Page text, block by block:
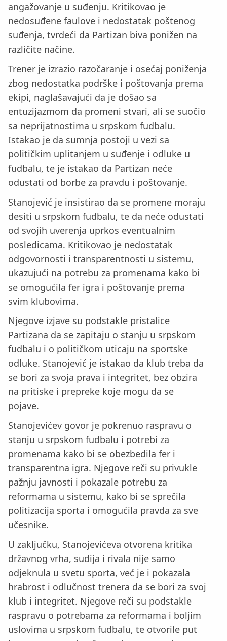
angažovanje u suđenju. Kritikovao je
nedosuđene faulove i nedostatak poštenog
suđenja, tvrdeći da Partizan biva ponižen na
različite načine.
Trener je izrazio razočaranje i osećaj poniženja
zbog nedostatka podrške i poštovanja prema
ekipi, naglašavajući da je došao sa
entuzijazmom da promeni stvari, ali se suočio
sa neprijatnostima u srpskom fudbalu.
Istakao je da sumnja postoji u vezi sa
političkim uplitanjem u suđenje i odluke u
fudbalu, te je istakao da Partizan neće
odustati od borbe za pravdu i poštovanje.
Stanojević je insistirao da se promene moraju
desiti u srpskom fudbalu, te da neće odustati
od svojih uverenja uprkos eventualnim
posledicama. Kritikovao je nedostatak
odgovornosti i transparentnosti u sistemu,
ukazujući na potrebu za promenama kako bi
se omogućila fer igra i poštovanje prema
svim klubovima.
Njegove izjave su podstakle pristalice
Partizana da se zapitaju o stanju u srpskom
fudbalu i o političkom uticaju na sportske
odluke. Stanojević je istakao da klub treba da
se bori za svoja prava i integritet, bez obzira
na pritiske i prepreke koje mogu da se
pojave.
Stanojevićev govor je pokrenuo raspravu o
stanju u srpskom fudbalu i potrebi za
promenama kako bi se obezbedila fer i
transparentna igra. Njegove reči su privukle
pažnju javnosti i pokazale potrebu za
reformama u sistemu, kako bi se sprečila
politizacija sporta i omogućila pravda za sve
učesnike.
U zaključku, Stanojevićeva otvorena kritika
državnog vrha, sudija i rivala nije samo
odjeknula u svetu sporta, već je i pokazala
hrabrost i odlučnost trenera da se bori za svoj
klub i integritet. Njegove reči su podstakle
raspravu o potrebama za reformama i boljim
uslovima u srpskom fudbalu, te otvorile put